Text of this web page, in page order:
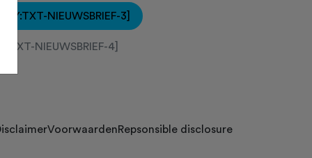
[KEY:TXT-NIEUWSBRIEF-3]
NIEUWSBRIEF-4]
VoorwaardenRepsonsible disclosure